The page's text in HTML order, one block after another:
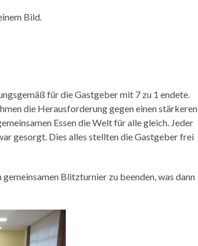
Bild.
für die Gastgeber mit 7 zu 1 endete.
die Herausforderung gegen einen stärkeren
Essen die Welt für alle gleich. Jeder
gesorgt. Dies alles stellten die Gastgeber frei
Blitzturnier zu beenden, was dann